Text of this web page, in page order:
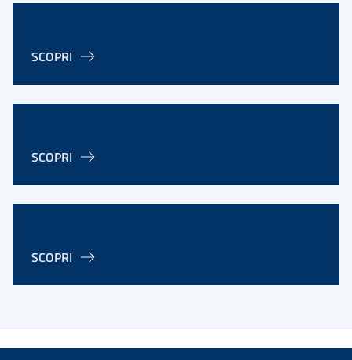
SCOPRI
SCOPRI
SCOPRI